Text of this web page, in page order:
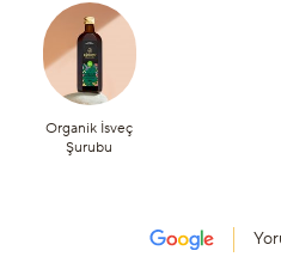
Organik İsveç
Şurubu